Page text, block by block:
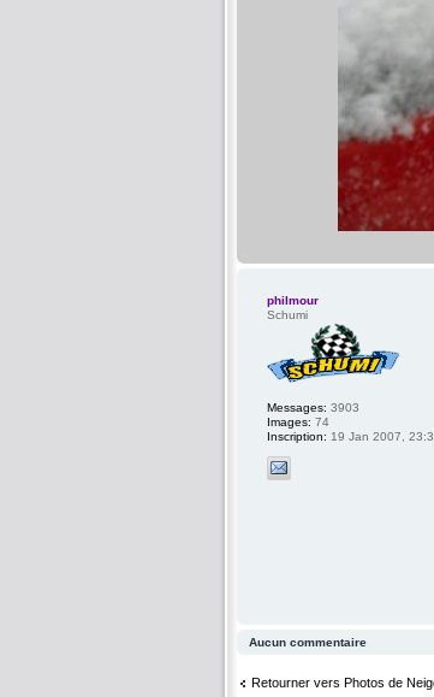
philmour
Schumi
Messages: 3903
Images: 74
Inscription: 19 Jan 2007,
Aucun commentaire
Retourner vers Photos de